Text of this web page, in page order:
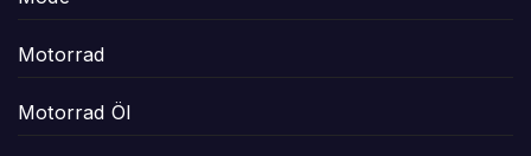
Motorrad
Motorrad Öl